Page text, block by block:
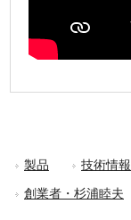
製品 技術情報
創業者・杉浦睦夫